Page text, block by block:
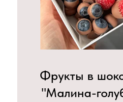
Фрукты в шоколаде
"Малина-голубика"